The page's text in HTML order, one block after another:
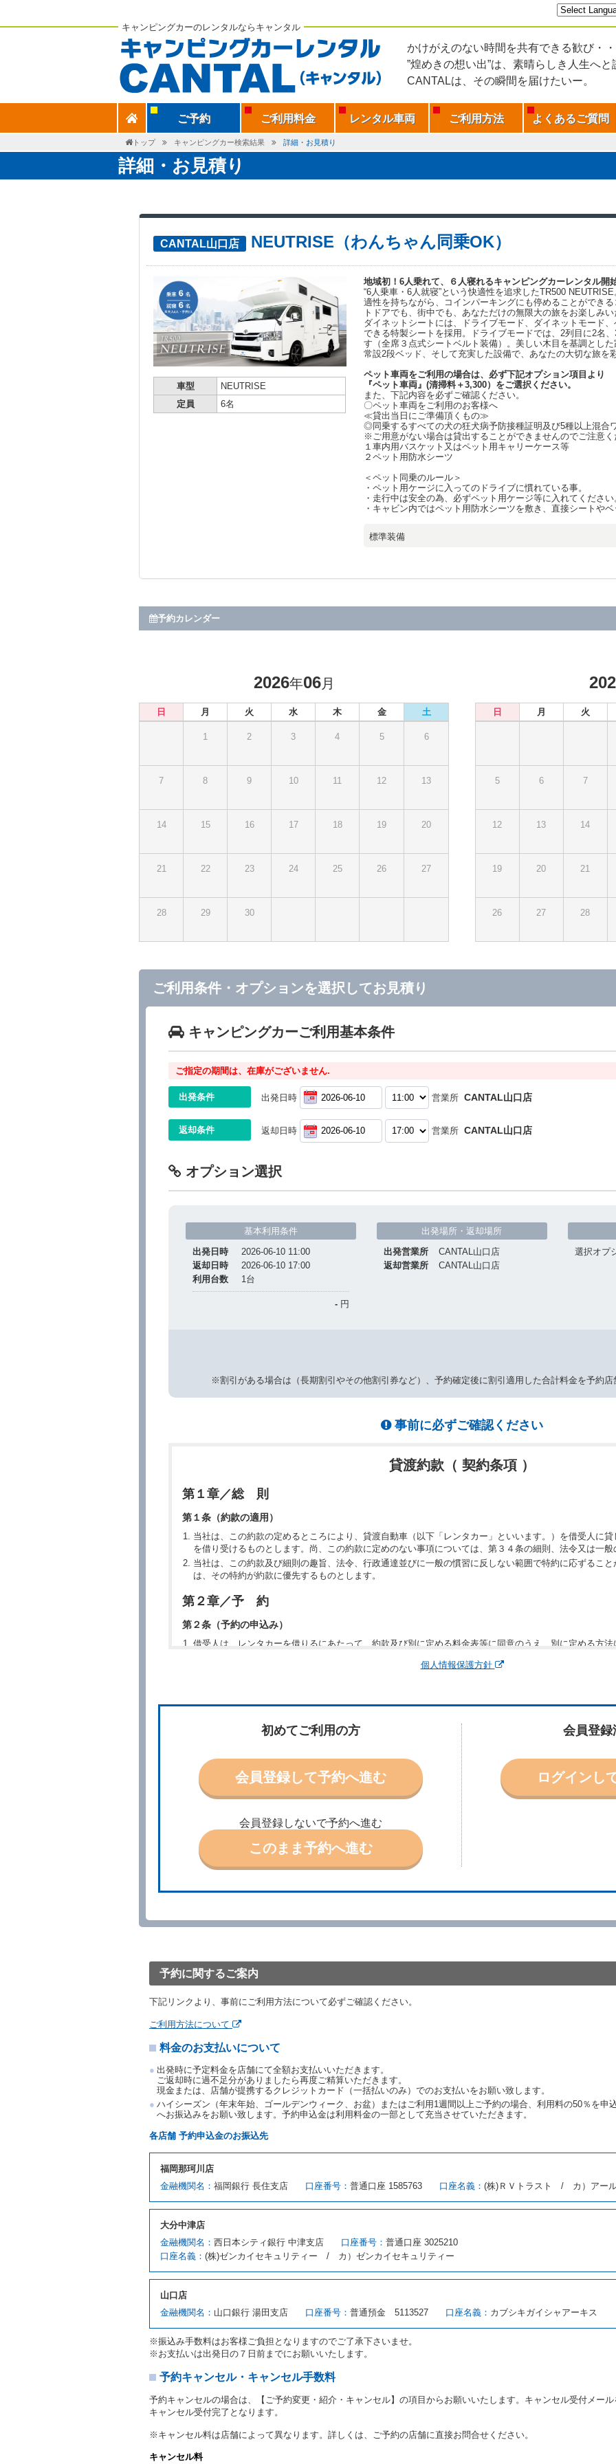
キャンピングカーのレンタルならキャンタル
かけがえのない時間を共有できる歓び・・
”煌めきの想い出”は、素晴らしき人生へと
CANTALは、その瞬間を届けたいー。
ご予約 ご利用料金 レンタル車両 ご利用方法 よくあるご質問
トップ キャンピングカー検索結果 詳細・お見積り
詳細・お見積り
CANTAL山口店 NEUTRISE（わんちゃん同乗OK）
車型
NEUTRISE
定員
6名
地域初！6人乗れて、６人寝れるキャンピングカーレンタル開
“6人乗車・6人就寝”という快適性を追求したTR500
適性を持ちながら、コインパーキングにも停めることができ
トドアでも、街中でも、あなただけの無限大の旅をお楽しみい
ダイネットシートには、ドライブモード、ダイネットモード
できる特製シートを採用。ドライブモードでは、2列目に2名
す（全席３点式シートベルト装備）。美しい木目を基調とし
常設2段ベッド、そして充実した設備で、あなたの大切な旅を
ペット車両をご利用の場合は、必ず下記オプション項目より
『ペット車両』(清掃料＋3,300）をご選択ください。
また、下記内容を必ずご確認ください。
〇ペット車両をご利用のお客様へ
≪貸出当日にご準備頂くもの≫
◎同乗するすべての犬の狂犬病予防接種証明及び5種以上混合
※ご用意がない場合は貸出することができませんのでご注意く
１車内用バスケット又はペット用キャリーケース等
２ペット用防水シーツ
＜ペット同乗のルール＞
・ペット用ケージに入ってのドライブに慣れている事。
・走行中は安全の為、必ずペット用ケージ等に入れてください
・キャビン内ではペット用防水シーツを敷き、直接シートやベ
標準装備
予約カレンダー
2026年06月
日 月 火 水 木 金 土
1 2 3 4 5 6
7 8 9 10 11 12 13
14 15 16 17 18 19 20
21 22 23 24 25 26 27
28 29 30
日 月 火
5 6 7
12 13 14
19 20 21
26 27 28
ご利用条件・オプションを選択してお見積り
キャンピングカーご利用基本条件
ご指定の期間は、在庫がございません.
出発条件 出発日時 営業所 CANTAL山口店
返却条件 返却日時 営業所 CANTAL山口店
オプション選択
基本利用条件
出発日時
2026-06-10 11:00
返却日時
2026-06-10 17:00
利用台数
1 台
- 円
出発場所・返却場所
出発営業所
CANTAL山口店
返却営業所
CANTAL山口店
選択オプ
※割引がある場合は（長期割引やその他割引券など）、予約確定後に割引適用した合計料金を予約店
事前に必ずご確認ください
貸渡約款（ 契約条項 ）
第１章／総 則
第１条（約款の適用）
当社は、この約款の定めるところにより、貸渡自動車（以下「レンタカー」といいます。）を借受人に
を借り受けるものとします。尚、この約款に定めのない事項については、第３４条の細則、法令又は一般
当社は、この約款及び細則の趣旨、法令、行政通達並びに一般の慣習に反しない範囲で特約に応ずるこ
は、その特約が約款に優先するものとします。
第２章／予 約
第２条（予約の申込み）
借受人は、レンタカーを借りるにあたって、約款及び別に定める料金表等に同意のうえ、別に定める方
予約の申込みを行うことができます。なお、当社は、電話連絡並びに電子メールによる予約に応じますが
場合、借受人は、当社が特に認める場合を除き、別に定める予約申込金を支払うものとします。
第３条（予約の変更）
借受人は、前条第１項の借受条件を変更しようとするときは、あらかじめ当社の承諾を受けなければなら
第４条（予約の取消し等）
借受人は、別に定める方法により予約を取り消すことができます。
借受人が、借受人の都合により予約した借受開始時刻を１時間以上経過してもレンタカー貸渡契約（以下
結手続きに着手しなかったときは、予約が取り消されたものとします。
前２項の場合、借受人は、別に定めるところにより予約取消手数料を当社に支払うものとし、当社は、こ
ったときは、受領済の予約申込金を借受人に返還するものとします。
当社の都合により、予約が取り消されたとき、又は貸渡契約が締結されなかったときは、当社は受領済の
ます。
きは、予約は取り消されたものとします。この場合、当社は受領済の予約申込金を返還するものとします
当社は、借受人から予約のあった車種クラスのレンタカーを貸し渡すことができないときは、予約と異
渡すものとします。なお、代替レンタカーの貸渡料金が予約された車種クラスの貸渡料金より高くなると
渡料金によるものとし、予約された車種クラスの貸渡料金より低くなるときは、当該代替レンタカーの車
借受人は、第１項の代替レンタカーの貸渡しの申入れを拒絶し、予約を取り消すことができるものとしま
前項の場合、第１項の貸渡しをすることができない原因が、当社の責に帰する事由によるときには第４条
第３項の場合、第１項の貸渡しをすることができない原因が、当社の責に帰さない事由による時には第４
第６条（免責）
当社及び借受人は、予約が取り消され、又は貸渡契約が締結されなかったことについて、第４条及び第
何らの請求をしないものとします。
第３章／貸 渡 し
ます。ただし、貸し渡すことができるレンタカーがない場合又は借受人若しくは運転者が第８条第１項若
該当する場合を除きます。
運転者は、貸渡契約の締結にあたり、約款及び細則で運転者の義務と定められた事項を遵守するものとし
当社は、監督官庁の基本通達（注１）に基づき、貸渡簿(貸渡原票)及び第１３条第１項に規定する貸渡証
許の種類及び運転免許証（注２）の番号を記載し、又は運転者の運転免許証の写しを添付するため、貸渡
対し、借受人の指定する運転者（以下「運転者」といいます。）の運転免許証の提示を求めるほか、そ
ます。この場合、借受人は、自己が運転者であるときは自己の運転免許証を提示し、借受人と運転者が
注１）監督官庁の基本通達とは、国土交通省自動車交通局長通達「レンタカーに関する基本通達」（自
２．(10)及び(11)のことをいいます。
転免許証をいいます。
当社は、貸渡契約の締結にあたり、借受人及び運転者に対し、運転免許証のほかに本人確認ができる書類
書類の写しをとることがあります。
当社は、貸渡契約の締結にあたり、借受期間中に借受人及び運転者と連絡するための携帯電話番号等の告
当社は、貸渡契約の締結にあたり、借受人に対し、クレジットカード若しくは現金による支払いを求め
ることがあります。
当社は、借受人又は運転者が前3項に従わない場合は、貸渡契約の締結を拒絶するとともに、予約を取消
なお、この場合の予約申込金等の扱いについては、第4条第5項を適用するものとします。
個人情報保護方針
初めてご利用の方
会員登録して予約へ進む
会員登録しないで予約へ進む
このまま予約へ進む
会員登
ログインし
予約に関するご案内
下記リンクより、事前にご利用方法について必ずご確認ください。
ご利用方法について
料金のお支払いについて
出発時に予定料金を店舗にて全額お支払いいただきます。
ご返却時に過不足分がありましたら再度ご精算いただきます。
現金または、店舗が提携するクレジットカード（一括払いのみ）でのお支払いをお願い致します。
ハイシーズン（年末年始、ゴールデンウィーク、お盆）またはご利用1週間以上ご予約の場合、利用料の50％を申
へお振込みをお願い致します。予約申込金は利用料金の一部として充当させていただきます。
各店舗 予約申込金のお振込先
福岡那珂川店
金融機関名： 福岡銀行 長住支店 口座番号： 普通口座 1585763 口座名義： (株)ＲＶトラスト / カ）アール
大分中津店
金融機関名： 西日本シティ銀行 中津支店 口座番号： 普通口座 3025210
口座名義： (株)ゼンカイセキュリティー / カ）ゼンカイセキュリティー
山口店
金融機関名： 山口銀行 湯田支店 口座番号： 普通預金 5113527 口座名義： カブシキガイシャアーキス
※振込み手数料はお客様ご負担となりますのでご了承下さいませ。
※お支払いは出発日の７日前までにお願いいたします。
予約キャンセル・キャンセル手数料
予約キャンセルの場合は、【ご予約変更・紹介・キャンセル】の項目からお願いいたします。キャンセル受付メー
キャンセル受付完了となります。
※キャンセル料は店舗によって異なります。詳しくは、ご予約の店舗に直接お問合せください。
キャンセル料